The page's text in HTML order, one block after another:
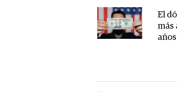
El
más
años